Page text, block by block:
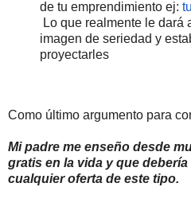
de tu emprendimiento ej:
Lo que realmente le dará
imagen de seriedad y
proyectarles
Como último argumento para
Mi padre me enseño desde
gratis en la vida y que
cualquier oferta de este tipo.